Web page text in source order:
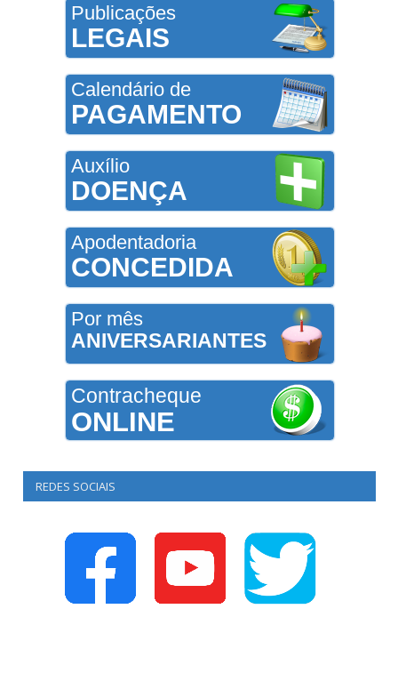
Publicações
LEGAIS
Calendário de
PAGAMENTO
Auxílio
DOENÇA
Apodentadoria
CONCEDIDA
Por mês
ANIVERSARIANTES
Contracheque
ONLINE
REDES SOCIAIS